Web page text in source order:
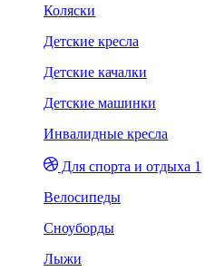
Коляски
Детские кресла
Детские качалки
Детские машинки
Инвалидные кресла
Для спорта и отдыха 1
Велосипеды
Сноуборды
Лыжи